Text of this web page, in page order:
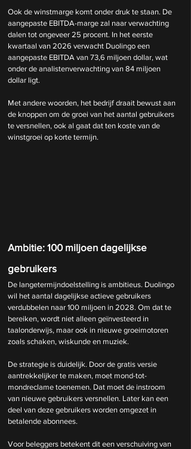
Ook de winstmarge komt onder druk te staan. De
aangepaste EBITDA-marge zal naar verwachting
dalen tot ongeveer 25 procent. In het eerste
kwartaal van 2026 verwacht Duolingo een
aangepaste EBITDA van 73,6 miljoen dollar, wat
onder de analistenverwachting van 84 miljoen
dollar ligt.
Met andere woorden, het bedrijf draait bewust aan
de knoppen om de groei van het aantal gebruikers
te versnellen, ook al gaat dat ten koste van de
winstgroei op korte termijn.
Ambitie: 100 miljoen dagelijkse
gebruikers
De langetermijndoelstelling is ambitieus. Duolingo
wil het aantal dagelijkse actieve gebruikers
verdubbelen naar 100 miljoen in 2028. Om dat te
bereiken, wordt niet alleen geïnvesteerd in
taalonderwijs, maar ook in nieuwe groeimotoren
zoals schaken, wiskunde en muziek.
De strategie is duidelijk. Door de gratis versie
aantrekkelijker te maken, moet mond-tot-
mondreclame toenemen. Dat moet de instroom
van nieuwe gebruikers versnellen. Later kan een
deel van deze gebruikers worden omgezet in
betalende abonnees.
Voor beleggers betekent dit een verschuiving van